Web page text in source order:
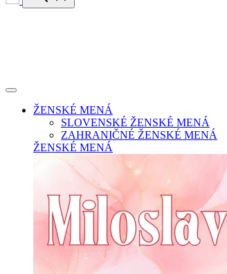
ŽENSKÉ MENÁ
SLOVENSKÉ ŽENSKÉ MENÁ
ZAHRANIČNÉ ŽENSKÉ MENÁ
ŽENSKÉ MENÁ